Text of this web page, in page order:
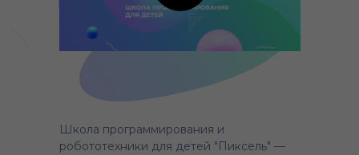
Школа программирования и
робототехники для детей "Пиксель" —